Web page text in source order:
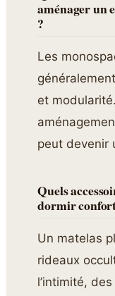
aménager un
?
Les
et
peut devenir
Quels
dormir
Un matelas
rideaux
l’intimité,